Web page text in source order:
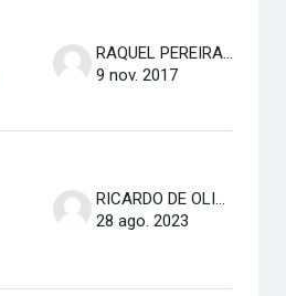
RAQUEL PEREIRA DE ARRUDA
9 nov. 2017
RICARDO DE OLIVEIRA BRASIL COSTA
28 ago. 2023